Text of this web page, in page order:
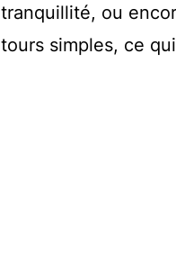
tranquillité, ou
tours simples, ce